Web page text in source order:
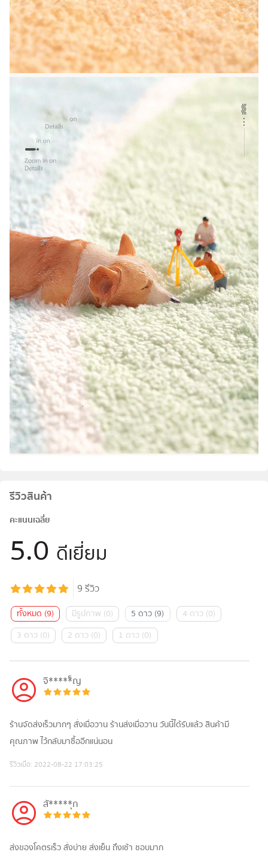
รีวิวสินค้า
คะแนนเฉลี่ย
5.0 ดีเยี่ยม
9รีวิว
ทั้งหมด (9) มีรูปภาพ (0) 5 ดาว (9) 4 ดาว (0)
3 ดาว (0) 2 ดาว (0) 1 ดาว (0)
จิ*****็ญ
ร้านจัดส่งเร็วมากๆ สั่งเมื่อวาน ร้านส่งเมื่อวาน วันนี้ได้รับแล้ว สินค้ามี
คุณภาพ ไว้กลับมาซื้ออีกแน่นอน
รีวิวเมื่อ: 2022-08-22 17:03:25
สั*****ุก
ส่งของโคตรเร็ว สั่งบ่าย ส่งเย็น ถึงเช้า ชอบมาก